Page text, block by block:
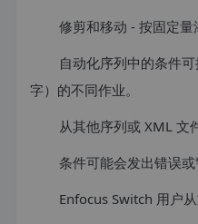
修剪和移动 - 按固定量
自动化序列中的条件
字）的不同作业。
从其他序列或 XML 文
条件可能会发出错误
Enfocus Switch 用户